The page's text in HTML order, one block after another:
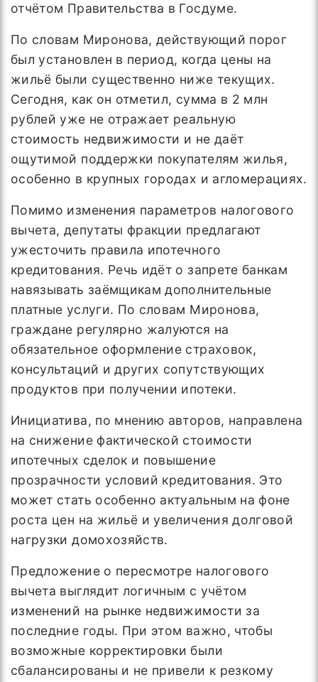
отчётом Правительства в Госдуме.
По словам Миронова, действующий порог
был установлен в период, когда цены на
жильё были существенно ниже текущих.
Сегодня, как он отметил, сумма в 2 млн
рублей уже не отражает реальную
стоимость недвижимости и не даёт
ощутимой поддержки покупателям жилья,
особенно в крупных городах и агломерациях.
Помимо изменения параметров налогового
вычета, депутаты фракции предлагают
ужесточить правила ипотечного
кредитования. Речь идёт о запрете банкам
навязывать заёмщикам дополнительные
платные услуги. По словам Миронова,
граждане регулярно жалуются на
обязательное оформление страховок,
консультаций и других сопутствующих
продуктов при получении ипотеки.
Инициатива, по мнению авторов, направлена
на снижение фактической стоимости
ипотечных сделок и повышение
прозрачности условий кредитования. Это
может стать особенно актуальным на фоне
роста цен на жильё и увеличения долговой
нагрузки домохозяйств.
Предложение о пересмотре налогового
вычета выглядит логичным с учётом
изменений на рынке недвижимости за
последние годы. При этом важно, чтобы
возможные корректировки были
сбалансированы и не привели к резкому